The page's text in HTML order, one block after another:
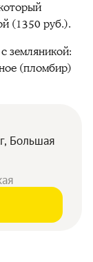
(1350 руб.).
земляникой:
(пломбир)
Большая